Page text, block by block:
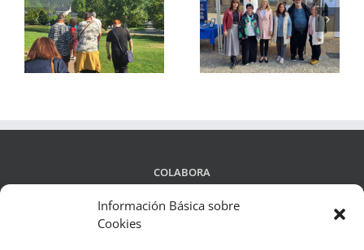
Información Básica sobre
Cookies
ASAPME Aragón
divulga su trabajo en
Zaragoza, Sabiñánigo
y Casetas
El IV Ciclo de Salud
Mental Infantojuvenil
aborda el fenómeno
del bullying
COLABORA